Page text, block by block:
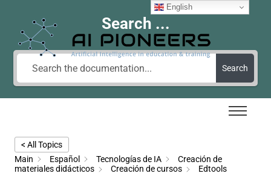
Search ...
Search
< All Topics
Main
Español Tecnologías de IA
Creación de
materiales didácticos
Creación de cursos Edtools
English